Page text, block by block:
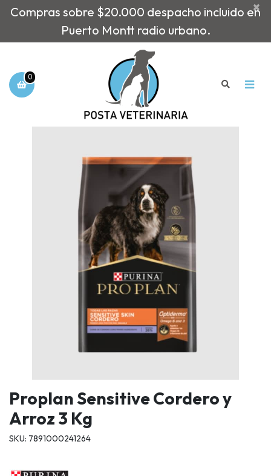
Compras sobre $20.000 despacho incluido en
Puerto Montt radio urbano.
×
0
Proplan Sensitive Cordero y
Arroz 3 Kg
SKU: 7891000241264